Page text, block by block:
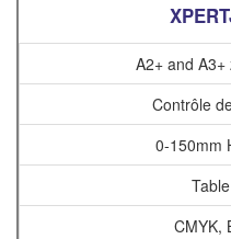
A2+ and
Contrôle
0-150mm
CMYK,